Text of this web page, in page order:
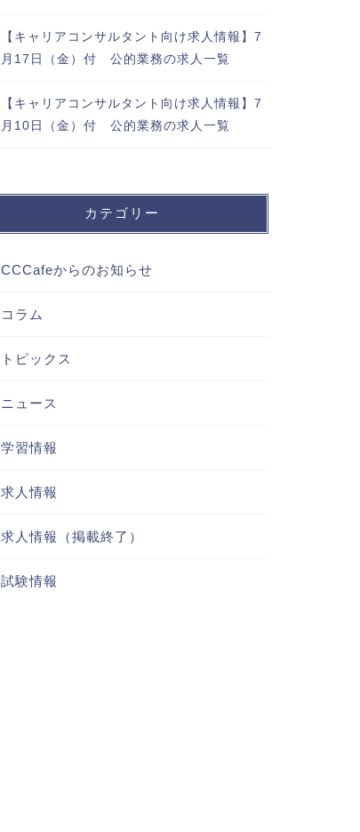
【キャリアコンサルタント向け求人情報】7
月17日（金）付 公的業務の求人一覧
【キャリアコンサルタント向け求人情報】7
月10日（金）付 公的業務の求人一覧
カテゴリー
CCCafeからのお知らせ
コラム
トピックス
ニュース
学習情報
求人情報
求人情報（掲載終了）
試験情報